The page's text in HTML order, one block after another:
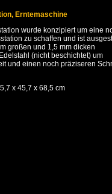
Erntemaschine
wurde konzipiert um eine
zu schaffen und ist
großen und 1,5 mm dicken
(nicht beschichtet) um
und einen noch präziseren
x 45,7 x 68,5 cm